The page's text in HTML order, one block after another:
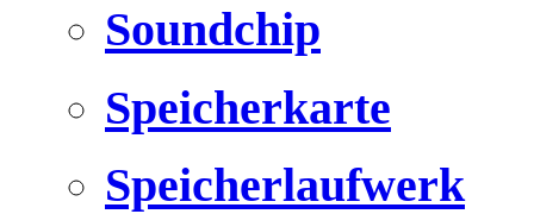
Soundchip
Speicherkarte
Speicherlaufwerk